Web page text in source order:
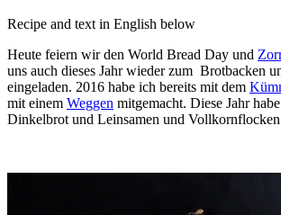
Recipe and text in English below
Heute feiern wir den World Bread Day und
uns auch dieses Jahr wieder zum Brotbacken
eingeladen. 2016 habe ich bereits mit dem
mit einem Weggen mitgemacht. Diese Jahr
Dinkelbrot und Leinsamen und Vollkornflocken